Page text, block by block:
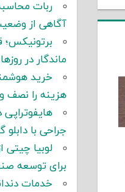
آگاهی از
ماندگار در
خرید
هزینه را نصف
جراحی با دابلو
لوبیا چیتی
برای توسعه
خدمات